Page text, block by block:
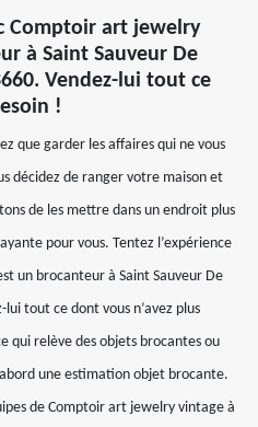
Comptoir art jewelry
à Saint Sauveur De
Vendez-lui tout ce
!
que garder les affaires qui ne vous
décidez de ranger votre maison et
de les mettre dans un endroit plus
pour vous. Tentez l’expérience
un brocanteur à Saint Sauveur De
tout ce dont vous n’avez plus
qui relève des objets brocantes ou
une estimation objet brocante.
de Comptoir art jewelry vintage à